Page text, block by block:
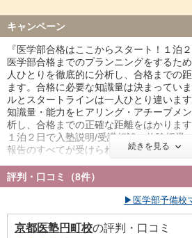
※京都医塾は途中入塾でも安心です。お
的に分析し、個別授業×集団授業を組み合
ュラムで、授業が進行します。
【オンライン校】
オンライン校は１対１個人授業のため、
す。
キャンペーン
『医学部合格はここからスタート！１泊
医学部合格までのプランニングをするた
人ひとりを徹底的に分析し、合格までの
ます。合格に必要な知識量は決まってい
ルとスタートラインは一人ひとり違いま
知識量・能力をヒアリング・アチーブメ
析し、合格までの正確な距離をはかります
１泊２日で入塾説明/受講相談・体験授業
報告のすべてが受けられる『１泊２日京
担いたします。）
続きを見る
評判・口コミ（8件）
▶医学部予備校
京都医塾円町校の評判・口コミ